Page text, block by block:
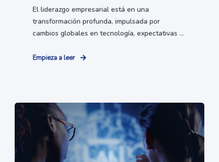
El liderazgo empresarial está en una
transformación profunda, impulsada por
cambios globales en tecnología, expectativas ...
Empieza a leer